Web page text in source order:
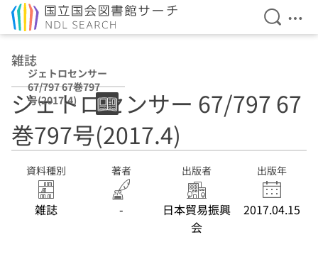
検索を
メ
雑誌
ジェトロセンサー
67/797 67巻797
号(2017.4)
ジェトロセンサー 67/797 67
巻797号(2017.4)
資料種別
雑誌
著者
-
出版者
日本貿易振興
会
出版年
2017.04.15